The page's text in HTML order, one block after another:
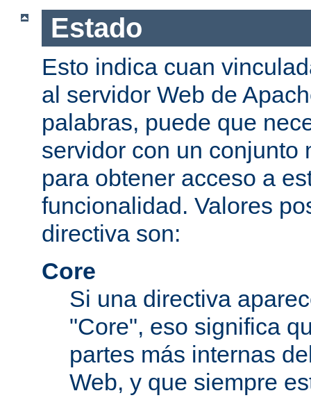
Estado
Esto indica cuan
al servidor Web de
palabras, puede que
servidor con un conjunto
para obtener acceso a
funcionalidad. Valores
directiva son:
Core
Si una directiva
"Core", eso significa
partes más internas
Web, y que siempre